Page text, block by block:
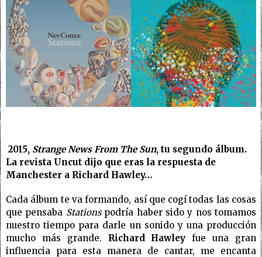
2015, Strange News From The Sun, tu segundo álbum.
La revista Uncut dijo que eras la respuesta de
Manchester a Richard Hawley…
Cada álbum te va formando, así que cogí todas las cosas
que pensaba Stationspodría haber sido y nos tomamos
nuestro tiempo para darle un sonido y una producción
mucho más grande. Richard Hawley fue una gran
influencia para esta manera de cantar, me encanta